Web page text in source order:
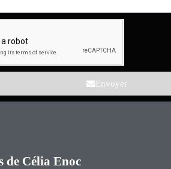
Envoyer
de Célia Enoc